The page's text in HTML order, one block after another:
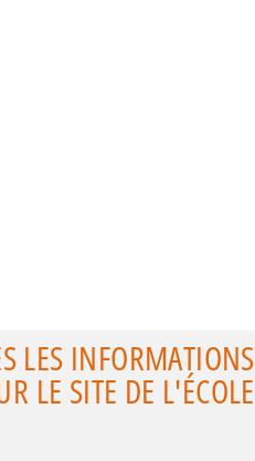
LES INFORMATIONS
LE SITE DE L'ÉCOLE